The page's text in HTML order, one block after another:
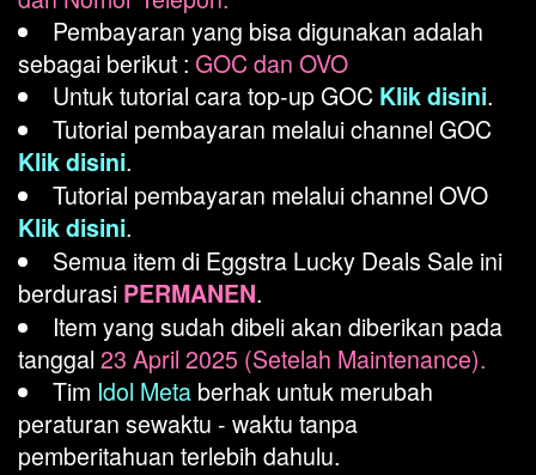
Pembayaran yang bisa digunakan adalah
sebagai berikut : GOC dan OVO
Untuk tutorial cara top-up GOC Klik disini.
Tutorial pembayaran melalui channel GOC
Klik disini.
Tutorial pembayaran melalui channel OVO
Klik disini.
Semua item di Eggstra Lucky Deals Sale ini
berdurasi PERMANEN.
Item yang sudah dibeli akan diberikan pada
tanggal 23 April 2025 (Setelah Maintenance).
Tim Idol Metaberhak untuk merubah
peraturan sewaktu - waktu tanpa
pemberitahuan terlebih dahulu.